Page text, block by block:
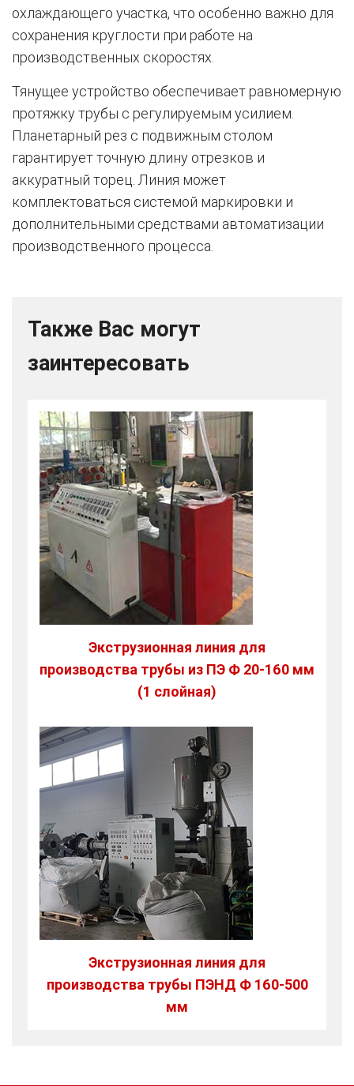
охлаждающего участка, что особенно важно для
сохранения круглости при работе на
производственных скоростях.
Тянущее устройство обеспечивает равномерную
протяжку трубы с регулируемым усилием.
Планетарный рез с подвижным столом
гарантирует точную длину отрезков и
аккуратный торец. Линия может
комплектоваться системой маркировки и
дополнительными средствами автоматизации
производственного процесса.
Также Вас могут
заинтересовать
Экструзионная линия для
производства трубы из ПЭ Ф 20-160 мм
(1 слойная)
Экструзионная линия для
производства трубы ПЭНД Ф 160-500
мм